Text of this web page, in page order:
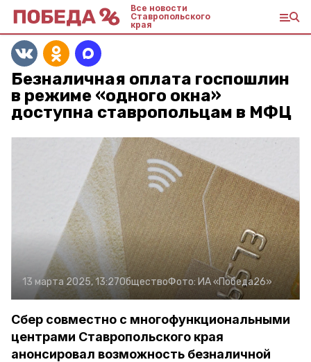
Все новости
Ставропольского
края
Безналичная оплата госпошлин
в режиме «одного окна»
доступна ставропольцам в МФЦ
13 марта 2025, 13:27ОбществоФото: ИА «Победа26»
Сбер совместно с многофункциональными
центрами Ставропольского края
анонсировал возможность безналичной